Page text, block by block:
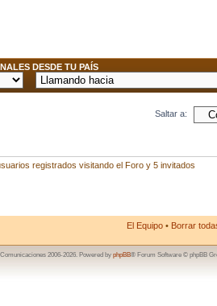
DESDE TU PAÍS
Saltar a:
registrados visitando el Foro y 5 invitados
El Equipo • Borrar
2006-2026. Powered by phpBB® Forum Software © phpBB